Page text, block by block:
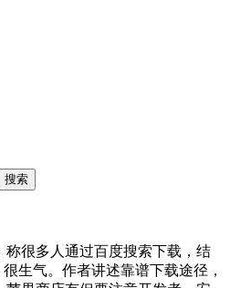
称很多人通过百度搜索下载，结
生气。作者讲述靠谱下载途径，